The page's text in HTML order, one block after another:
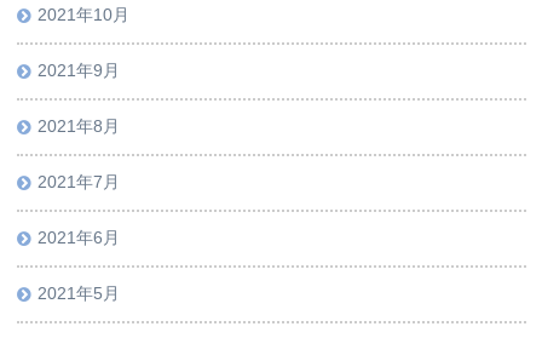
2021年10月
2021年9月
2021年8月
2021年7月
2021年6月
2021年5月